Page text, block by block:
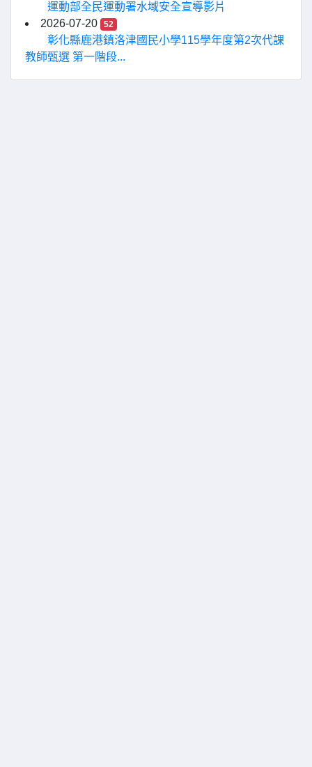
運動部全民運動署水域安全宣導影片
2026-07-20
52
彰化縣鹿港鎮洛津國民小學115學年度第2次代課
教師甄選 第一階段...